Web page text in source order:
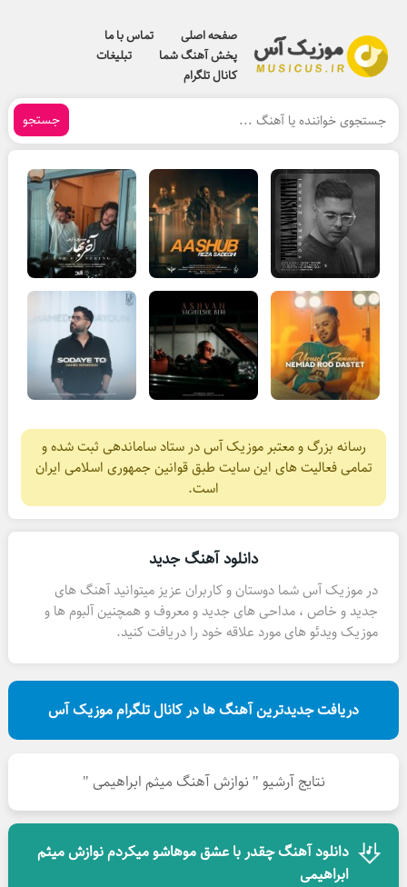
صفحه اصلی
تماس با ما
پخش آهنگ شما
تبلیغات
کانال تلگرام
جستجو
رسانه بزرگ و معتبر موزیک آس در ستاد ساماندهی ثبت شده و
تمامی فعالیت های این سایت طبق قوانین جمهوری اسلامی ایران
است.
دانلود آهنگ جدید
در موزیک آس شما دوستان و کاربران عزیز میتوانید آهنگ های
جدید و خاص ، مداحی های جدید و معروف و همچنین آلبوم ها و
موزیک ویدئو های مورد علاقه خود را دریافت کنید.
دریافت جدیدترین آهنگ ها در کانال تلگرام موزیک آس
نتایج آرشیو " نوازش آهنگ میثم ابراهیمی "
دانلود آهنگ چقدر با عشق موهاشو میکردم نوازش میثم
ابراهیمی